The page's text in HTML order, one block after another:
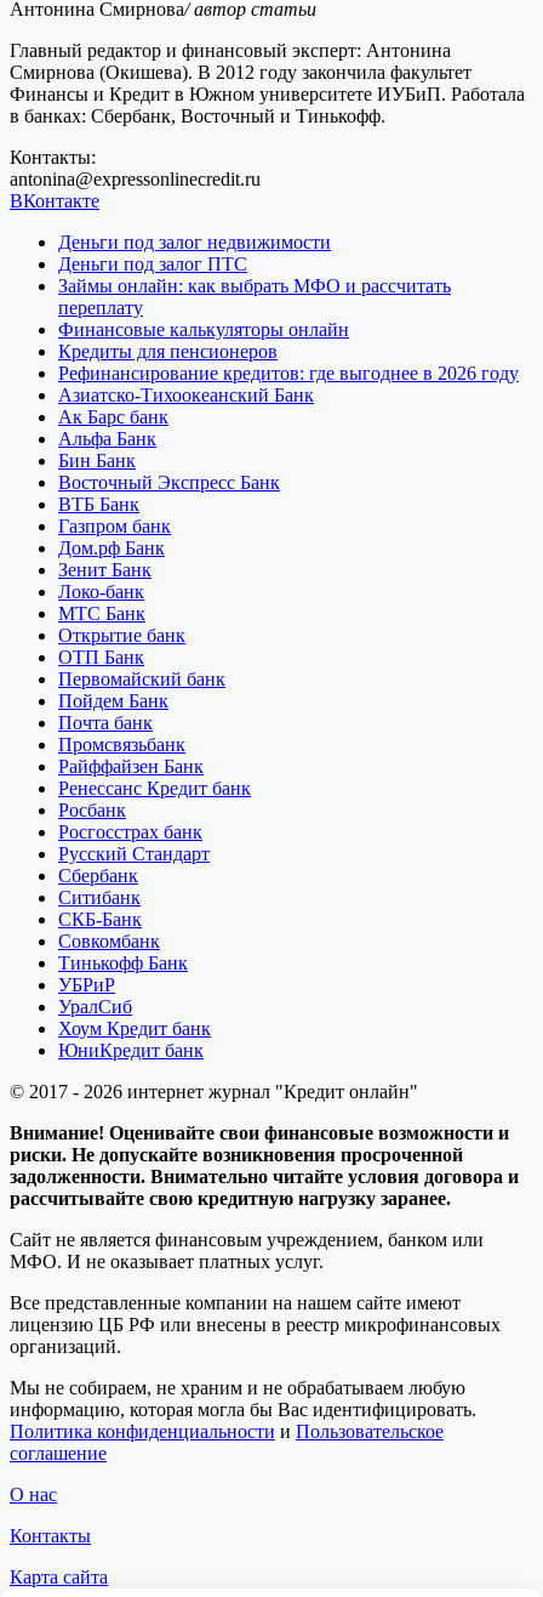
Антонина Смирнова/ автор статьи
Главный редактор и финансовый эксперт: Антонина
Смирнова (Окишева). В 2012 году закончила факультет
Финансы и Кредит в Южном университете ИУБиП. Работала
в банках: Сбербанк, Восточный и Тинькофф.
Контакты:
antonina@expressonlinecredit.ru
ВКонтакте
Деньги под залог недвижимости
Деньги под залог ПТС
Займы онлайн: как выбрать МФО и рассчитать
переплату
Финансовые калькуляторы онлайн
Кредиты для пенсионеров
Рефинансирование кредитов: где выгоднее в 2026 году
Азиатско-Тихоокеанский Банк
Ак Барс банк
Альфа Банк
Бин Банк
Восточный Экспресс Банк
ВТБ Банк
Газпром банк
Дом.рф Банк
Зенит Банк
Локо-банк
МТС Банк
Открытие банк
ОТП Банк
Первомайский банк
Пойдем Банк
Почта банк
Промсвязьбанк
Райффайзен Банк
Ренессанс Кредит банк
Росбанк
Росгосстрах банк
Русский Стандарт
Сбербанк
Ситибанк
СКБ-Банк
Совкомбанк
Тинькофф Банк
УБРиР
УралСиб
Хоум Кредит банк
ЮниКредит банк
© 2017 - 2026 интернет журнал "Кредит онлайн"
Внимание! Оценивайте свои финансовые возможности и
риски. Не допускайте возникновения просроченной
задолженности. Внимательно читайте условия договора и
рассчитывайте свою кредитную нагрузку заранее.
Сайт не является финансовым учреждением, банком или
МФО. И не оказывает платных услуг.
Все представленные компании на нашем сайте имеют
лицензию ЦБ РФ или внесены в реестр микрофинансовых
организаций.
Мы не собираем, не храним и не обрабатываем любую
информацию, которая могла бы Вас идентифицировать.
Политика конфиденциальности и Пользовательское
соглашение
О нас
Контакты
Карта сайта